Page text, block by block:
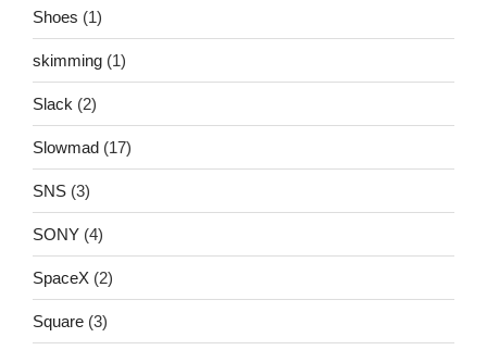
Shoes (1)
skimming (1)
Slack (2)
Slowmad (17)
SNS (3)
SONY (4)
SpaceX (2)
Square (3)